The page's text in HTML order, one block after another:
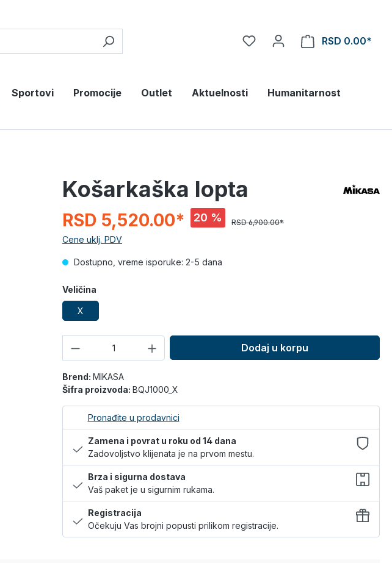
RSD 0.00*
Sportovi Promocije Outlet Aktuelnosti Humanitarnost
Košarkaška lopta
RSD 5,520.00* 20 % RSD 6,900.00*
Cene uklj. PDV
Dostupno, vreme isporuke: 2-5 dana
Veličina
X
Dodaj u korpu
Brend: MIKASA
Šifra proizvoda: BQJ1000_X
Pronađite u prodavnici
Zamena i povrat u roku od 14 dana
Zadovoljstvo klijenata je na prvom mestu.
Brza i sigurna dostava
Vaš paket je u sigurnim rukama.
Registracija
Očekuju Vas brojni popusti prilikom registracije.